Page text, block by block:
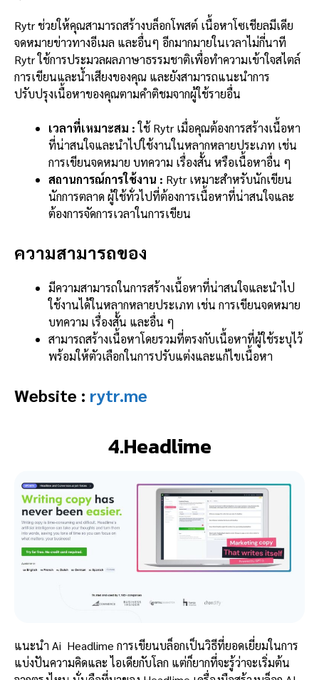
Rytr ช่วยให้คุณสามารถสร้างบล็อกโพสต์ เนื้อหาโซเชียลมีเดีย
จดหมายข่าวทางอีเมล และอื่นๆ อีกมากมายในเวลาไม่กี่นาที
Rytr ใช้การประมวลผลภาษาธรรมชาติเพื่อทำความเข้าใจสไตล์
การเขียนและน้ำเสียงของคุณ และยังสามารถแนะนำการ
ปรับปรุงเนื้อหาของคุณตามคำติชมจากผู้ใช้รายอื่น
เวลาที่เหมาะสม :ใช้ Rytr เมื่อคุณต้องการสร้างเนื้อหา
ที่น่าสนใจและนำไปใช้งานในหลากหลายประเภท เช่น
การเขียนจดหมาย บทความ เรื่องสั้น หรือเนื้อหาอื่น ๆ
สถานการณ์การใช้งาน : Rytr เหมาะสำหรับนักเขียน
นักการตลาด ผู้ใช้ทั่วไปที่ต้องการเนื้อหาที่น่าสนใจและ
ต้องการจัดการเวลาในการเขียน
ความสามารถของ
มีความสามารถในการสร้างเนื้อหาที่น่าสนใจและนำไป
ใช้งานได้ในหลากหลายประเภท เช่น การเขียนจดหมาย
บทความ เรื่องสั้น และอื่น ๆ
สามารถสร้างเนื้อหาโดยรวมที่ตรงกับเนื้อหาที่ผู้ใช้ระบุไว้
พร้อมให้ตัวเลือกในการปรับแต่งและแก้ไขเนื้อหา
Website : rytr.me
4.Headlime
แนะนำ Ai Headlime การเขียนบล็อกเป็นวิธีที่ยอดเยี่ยมในการ
แบ่งปันความคิดและ ไอเดียกับโลก แต่ก็ยากที่จะรู้ว่าจะเริ่มต้น